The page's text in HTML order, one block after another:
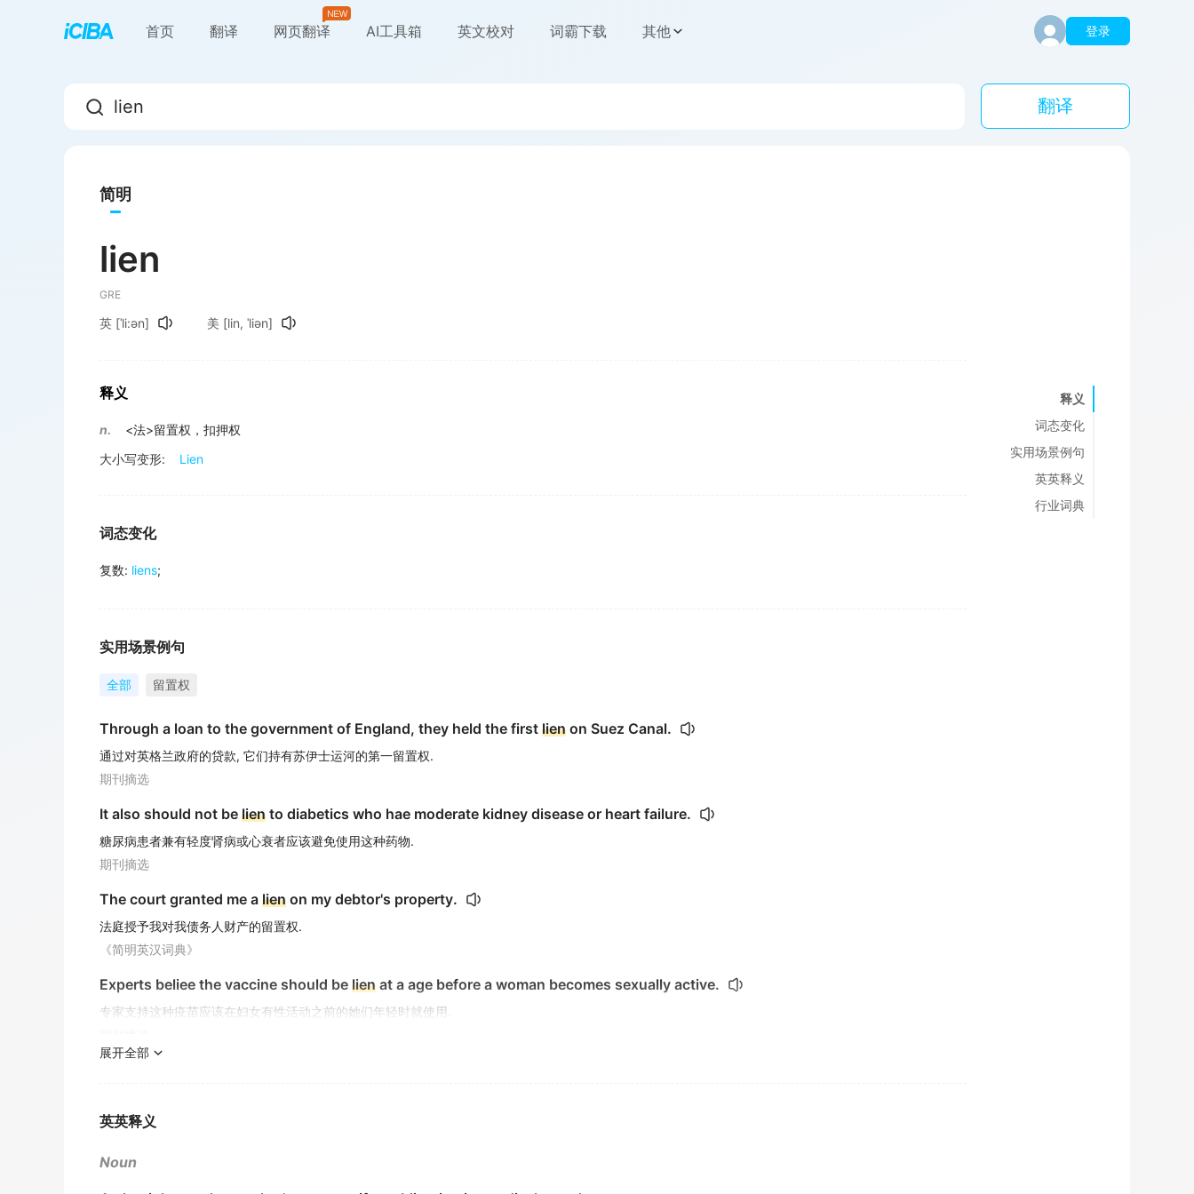
首页 翻译 网页翻译 AI工具箱 英文校对 词霸下载 其他 登录
翻译
简明
lien
GRE
英 [ˈli:ən] 美 [lin, ˈliən]
释义
n.
<法>留置权，扣押权
大小写变形:
Lien
词态变化
复数: liens;
实用场景例句
全部 留置权
Through a loan to the government of England, they held the first lien on Suez Canal.
通过对英格兰政府的贷款, 它们持有苏伊士运河的第一留置权.
期刊摘选
It also should not be lien to diabetics who hae moderate kidney disease or heart failure.
糖尿病患者兼有轻度肾病或心衰者应该避免使用这种药物.
期刊摘选
The court granted me a lien on my debtor's property.
法庭授予我对我债务人财产的留置权.
《简明英汉词典》
Experts beliee the vaccine should be lien at a age before a woman becomes sexually active.
专家支持这种疫苗应该在妇女有性活动之前的她们年轻时就使用.
期刊摘选
Alien
展开全部
英英释义
Noun
释义
词态变化
实用场景例句
英英释义
行业词典